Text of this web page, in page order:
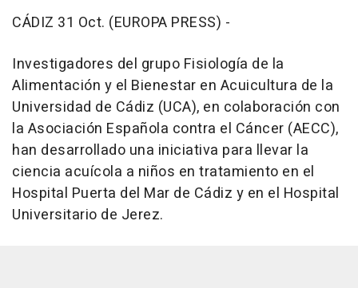
CÁDIZ 31 Oct. (EUROPA PRESS) -
Investigadores del grupo Fisiología de la
Alimentación y el Bienestar en Acuicultura de la
Universidad de Cádiz (UCA), en colaboración con
la Asociación Española contra el Cáncer (AECC),
han desarrollado una iniciativa para llevar la
ciencia acuícola a niños en tratamiento en el
Hospital Puerta del Mar de Cádiz y en el Hospital
Universitario de Jerez.